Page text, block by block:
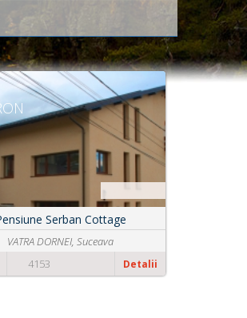
Pensiunea Casa Babica
COSTINESTI, Constanta
4012 Detalii